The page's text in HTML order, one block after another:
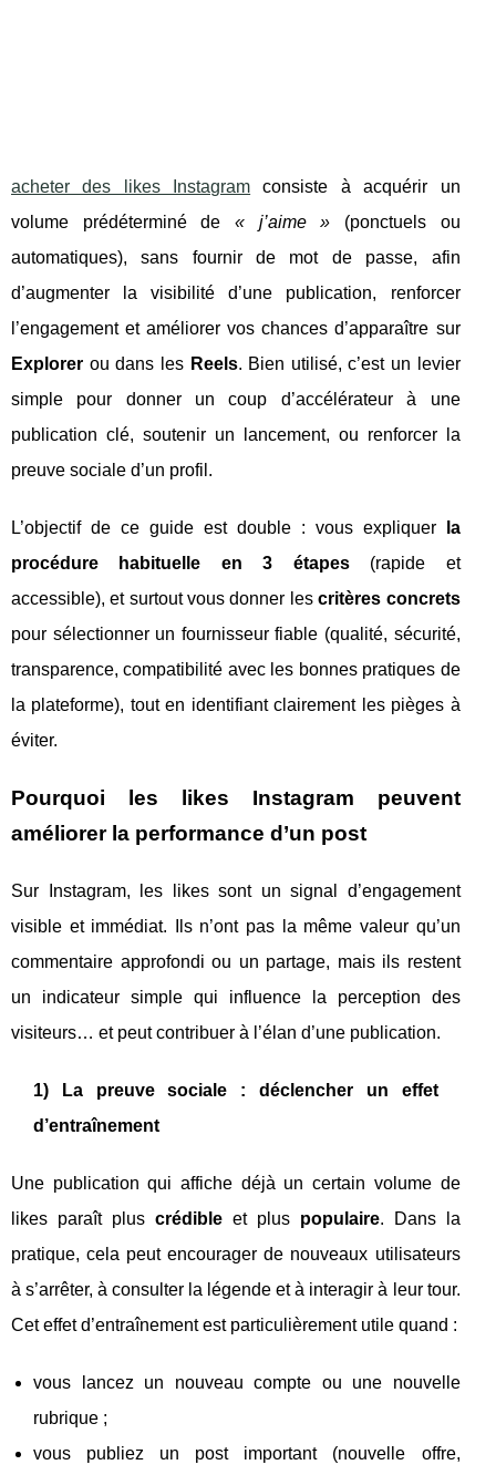
acheter des likes Instagram consiste à acquérir un
volume prédéterminé de « j’aime » (ponctuels ou
automatiques), sans fournir de mot de passe, afin
d’augmenter la visibilité d’une publication, renforcer
l’engagement et améliorer vos chances d’apparaître sur
Explorer ou dans les Reels. Bien utilisé, c’est un levier
simple pour donner un coup d’accélérateur à une
publication clé, soutenir un lancement, ou renforcer la
preuve sociale d’un profil.
L’objectif de ce guide est double : vous expliquer
la
procédure habituelle en 3 étapes(rapide et
accessible), et surtout vous donner lescritères concrets
pour sélectionner un fournisseur fiable (qualité, sécurité,
transparence, compatibilité avec les bonnes pratiques de
la plateforme), tout en identifiant clairement les pièges à
éviter.
Pourquoi les likes Instagram peuvent
améliorer la performance d’un post
Sur Instagram, les likes sont un signal d’engagement
visible et immédiat. Ils n’ont pas la même valeur qu’un
commentaire approfondi ou un partage, mais ils restent
un indicateur simple qui influence la perception des
visiteurs… et peut contribuer à l’élan d’une publication.
1) La preuve sociale : déclencher un effet
d’entraînement
Une publication qui affiche déjà un certain volume de
likes paraît plus crédibleet plus populaire. Dans la
pratique, cela peut encourager de nouveaux utilisateurs
à s’arrêter, à consulter la légende et à interagir à leur tour.
Cet effet d’entraînement est particulièrement utile quand :
vous lancez un nouveau compte ou une nouvelle
rubrique ;
vous publiez un post important (nouvelle offre,